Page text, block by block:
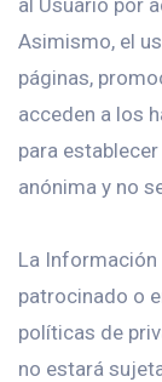
al Usuario por
Asimismo, el
páginas,
acceden a los
para
anónima y no
La
patrocinado o
políticas de
no estará